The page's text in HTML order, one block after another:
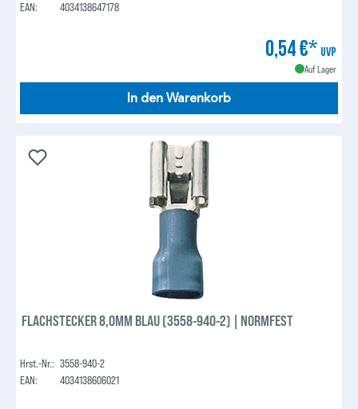
EAN:
4034138647178
0,54 €* UVP
Auf Lager
In den Warenkorb
FLACHSTECKER 8,0MM BLAU (3558-940-2) | NORMFEST
Hrst.-Nr.: 3558-940-2
EAN:
4034138606021